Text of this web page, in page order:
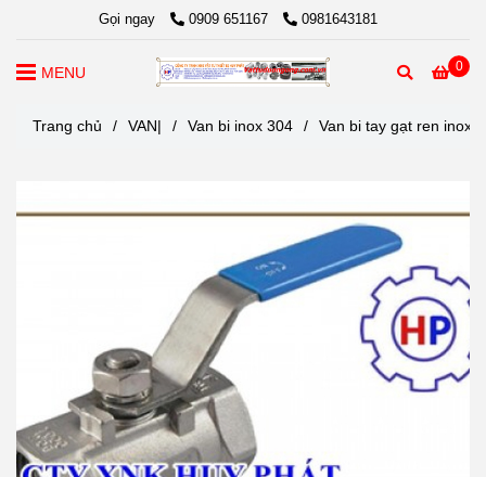
Gọi ngay 0909 651167 0981643181
0
MENU
Trang chủ / VAN| / Van bi inox 304 / Van bi tay gạt ren inox